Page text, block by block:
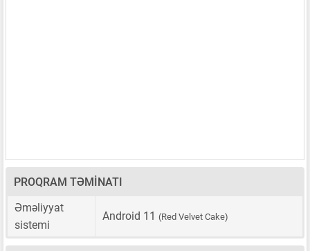
PROQRAM TƏMINATI
Əməliyyat
sistemi
Android 11 (Red Velvet Cake)